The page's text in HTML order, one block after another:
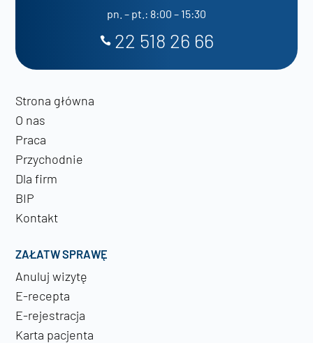
pn. – pt.: 8:00 – 15:30
22 518 26 66
Strona główna
O nas
Praca
Przychodnie
Dla firm
BIP
Kontakt
ZAŁATW SPRAWĘ
Anuluj wizytę
E-recepta
E-rejestracja
Karta pacjenta